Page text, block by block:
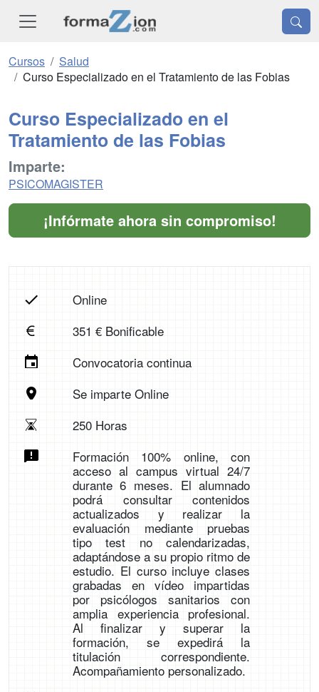
Cursos
Salud
Curso Especializado en el Tratamiento de las Fobias
Curso Especializado en el
Tratamiento de las Fobias
Imparte:
PSICOMAGISTER
¡Infórmate ahora sin compromiso!
Online
351 € Bonificable
Convocatoria continua
Se imparte Online
250 Horas
Formación 100% online, con
acceso al campus virtual 24/7
durante 6 meses. El alumnado
podrá consultar contenidos
actualizados y realizar la
evaluación mediante pruebas
tipo test no calendarizadas,
adaptándose a su propio ritmo de
estudio. El curso incluye clases
grabadas en vídeo impartidas
por psicólogos sanitarios con
amplia experiencia profesional.
Al finalizar y superar la
formación, se expedirá la
titulación correspondiente.
Acompañamiento personalizado.